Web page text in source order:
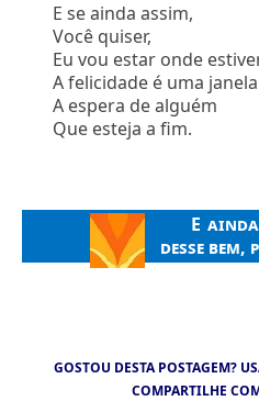
E se ainda assim,
Você quiser,
Eu vou estar onde
A felicidade é uma
A espera de alguém
Que esteja a fim.
E
desse
GOSTOU DESTA POSTAGEM?
COMPARTILHE